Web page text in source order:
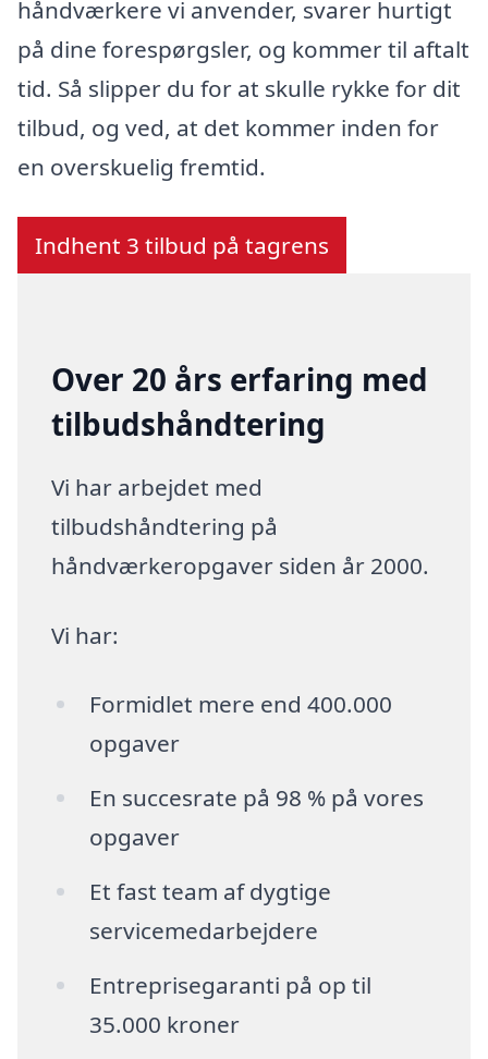
håndværkere vi anvender, svarer hurtigt
på dine forespørgsler, og kommer til aftalt
tid. Så slipper du for at skulle rykke for dit
tilbud, og ved, at det kommer inden for
en overskuelig fremtid.
Indhent 3 tilbud på tagrens
Over 20 års erfaring med
tilbudshåndtering
Vi har arbejdet med
tilbudshåndtering på
håndværkeropgaver siden år 2000.
Vi har:
Formidlet mere end 400.000
opgaver
En succesrate på 98 % på vores
opgaver
Et fast team af dygtige
servicemedarbejdere
Entreprisegaranti på op til
35.000 kroner